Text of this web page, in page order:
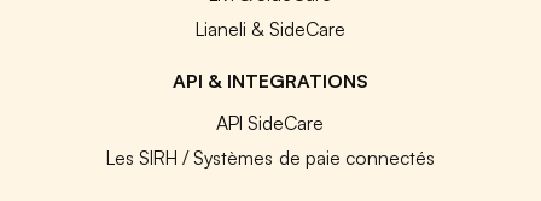
Lianeli & SideCare
API & INTEGRATIONS
API SideCare
Les SIRH / Systèmes de paie connectés